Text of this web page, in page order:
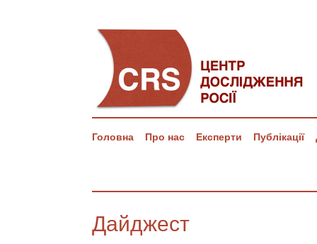
Головна Про нас Експерти Публікації
Дайджест